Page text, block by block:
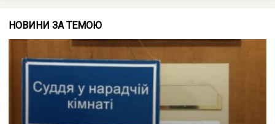
НОВИНИ ЗА ТЕМОЮ